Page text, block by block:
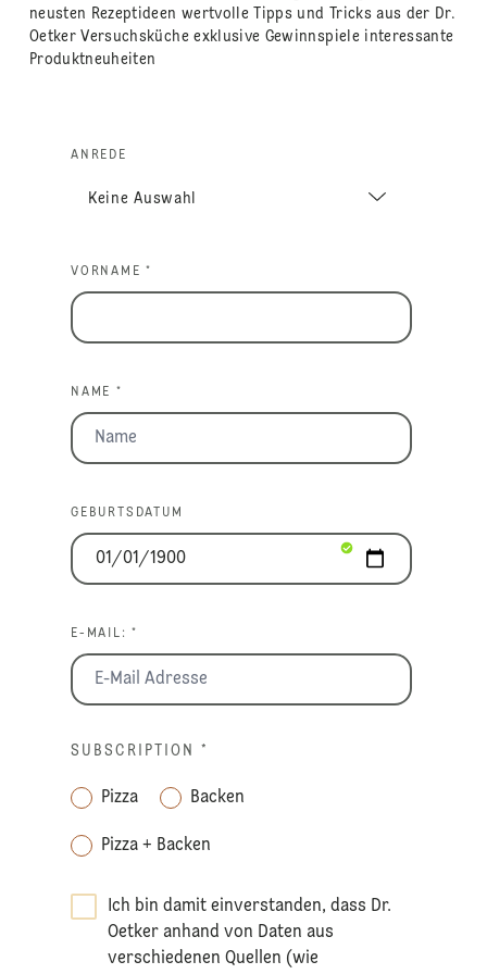
neusten Rezeptideen wertvolle Tipps und Tricks aus der Dr.
Oetker Versuchsküche exklusive Gewinnspiele interessante
Produktneuheiten
ANREDE
VORNAME *
NAME *
GEBURTSDATUM
E-MAIL: *
SUBSCRIPTION *
Pizza Backen
Pizza + Backen
Ich bin damit einverstanden, dass Dr.
Oetker anhand von Daten aus
verschiedenen Quellen (wie